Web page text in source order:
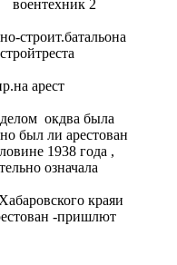
2
строит.батальона
арест
окдва была
был ли арестован
1938 года ,
означала
краяи
-пришлют